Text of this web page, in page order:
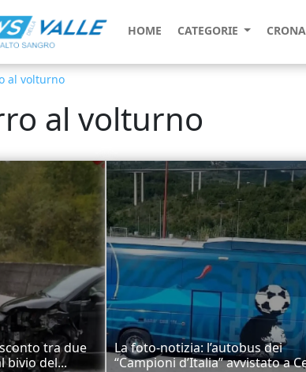
HOME CATEGORIE
al volturno
al volturno
tra due
bivio del...
La foto-notizia: l’autobus dei
“Campioni d’Italia” avvistato a